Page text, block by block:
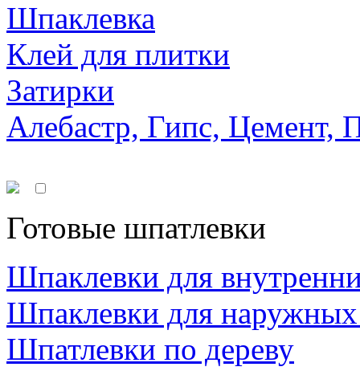
Шпаклевка
Клей для плитки
Затирки
Алебастр, Гипс, Цемент,
Готовые шпатлевки
Шпаклевки для
Шпаклевки для наружных
Шпатлевки по дереву